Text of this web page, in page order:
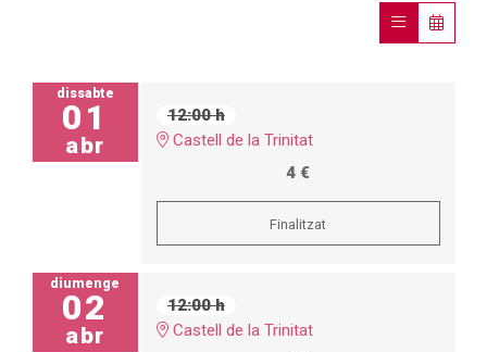
dissabte
01
abr
12:00 h
Castell de la Trinitat
4 €
Finalitzat
diumenge
02
abr
12:00 h
Castell de la Trinitat